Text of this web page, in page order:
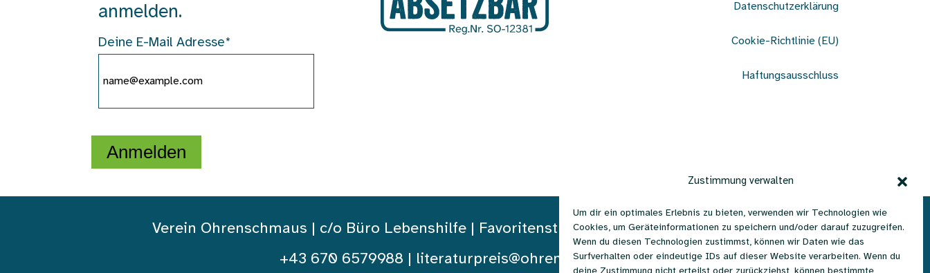
Zustimmung verwalten
Um dir ein optimales Erlebnis zu bieten, verwenden wir Technologien wie
Cookies, um Geräteinformationen zu speichern und/oder darauf zuzugreifen.
Wenn du diesen Technologien zustimmst, können wir Daten wie das
Surfverhalten oder eindeutige IDs auf dieser Website verarbeiten. Wenn du
anmelden.
Deine E-Mail Adresse*
Anmelden
Datenschutzerklärung
Cookie-Richtlinie (EU)
Haftungsausschluss
Verein Ohrenschmaus | c/o Büro Lebenshilfe | Favoritenstraße 111 | 1100 Wien, Österreich
+43 670 6579988 |
literaturpreis@ohrenschmaus.net